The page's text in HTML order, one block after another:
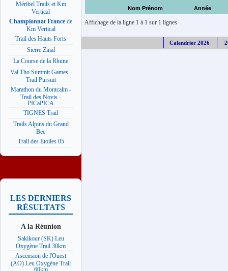
Méribel Trails et Km
Vertical
Championnat France de
Km Vertical
Trail des Hauts Forts
Sierre Zinal
La Course de la Rhune
Val Tho Summit Games -
Trail Pursuit
Marathon du Montcalm -
Trail des Novis -
PICaPICA
TIGNES Trail
Trails Alpins du Grand
Bec
Trail des Etoiles 05
LES DERNIERS
RÉSULTATS
A la Réunion
Sakikour (SK) Leu
Oxygène Trail 30km
Ascension de l'Ouest
(AO) Leu Oxygène Trail
60km
Nom Prénom Année
Affichage de la ligne 1 à 1 sur 1 lignes
Calendrier 2026